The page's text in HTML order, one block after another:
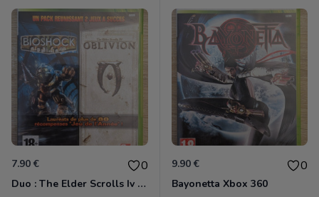
7.90 € 0
Duo : The Elder Scrolls Iv - Oblivion + Bioshock Xbox 360
9.90 € 0
Bayonetta Xbox 360